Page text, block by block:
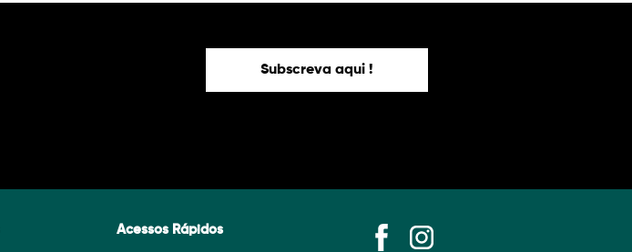
Subscreva aqui !
Acessos Rápidos